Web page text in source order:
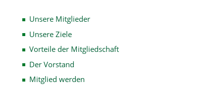
Unsere Mitglieder
Unsere Ziele
Vorteile der Mitgliedschaft
Der Vorstand
Mitglied werden